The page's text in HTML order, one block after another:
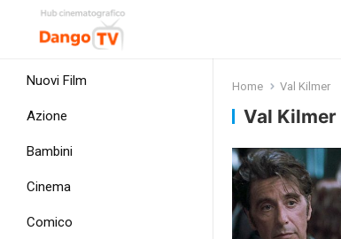
Nuovi Film
Azione
Bambini
Cinema
Comico
Home Val Kilmer
Val Kilmer